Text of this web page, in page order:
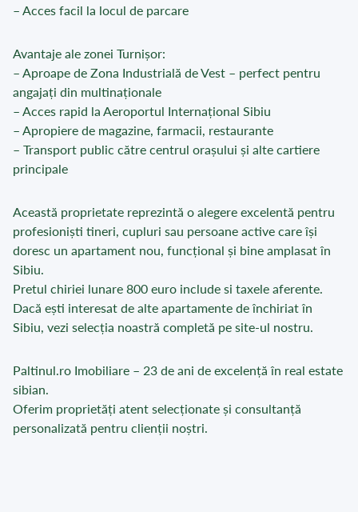
– Acces facil la locul de parcare
Avantaje ale zonei Turnișor:
– Aproape de Zona Industrială de Vest – perfect pentru
angajați din multinaționale
– Acces rapid la Aeroportul Internațional Sibiu
– Apropiere de magazine, farmacii, restaurante
– Transport public către centrul orașului și alte cartiere
principale
Această proprietate reprezintă o alegere excelentă pentru
profesioniști tineri, cupluri sau persoane active care își
doresc un apartament nou, funcțional și bine amplasat în
Sibiu.
Pretul chiriei lunare 800 euro include si taxele aferente.
Dacă ești interesat de alte apartamente de închiriat în
Sibiu, vezi selecția noastră completă pe site-ul nostru.
Paltinul.ro Imobiliare – 23 de ani de excelență în real estate
sibian.
Oferim proprietăți atent selecționate și consultanță
personalizată pentru clienții noștri.